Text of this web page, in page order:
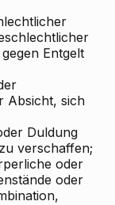
Entgelt
Absicht, sich
Duldung
verschaffen;
oder
oder